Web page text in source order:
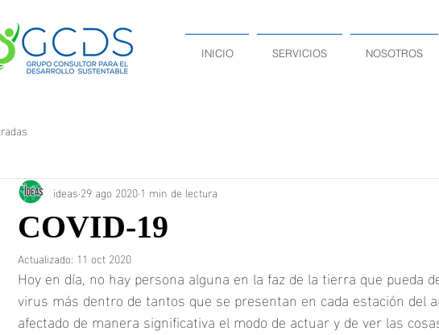
INICIO SERVICIOS NOSOTROS
COVID-19
ideas 29 ago 2020 1 min de lectura
Actualizado: 11 oct 2020
Hoy en día, no hay persona alguna en la faz de la tierra que pueda
virus más dentro de tantos que se presentan en cada estación del
afectado de manera significativa el modo de actuar y de ver las